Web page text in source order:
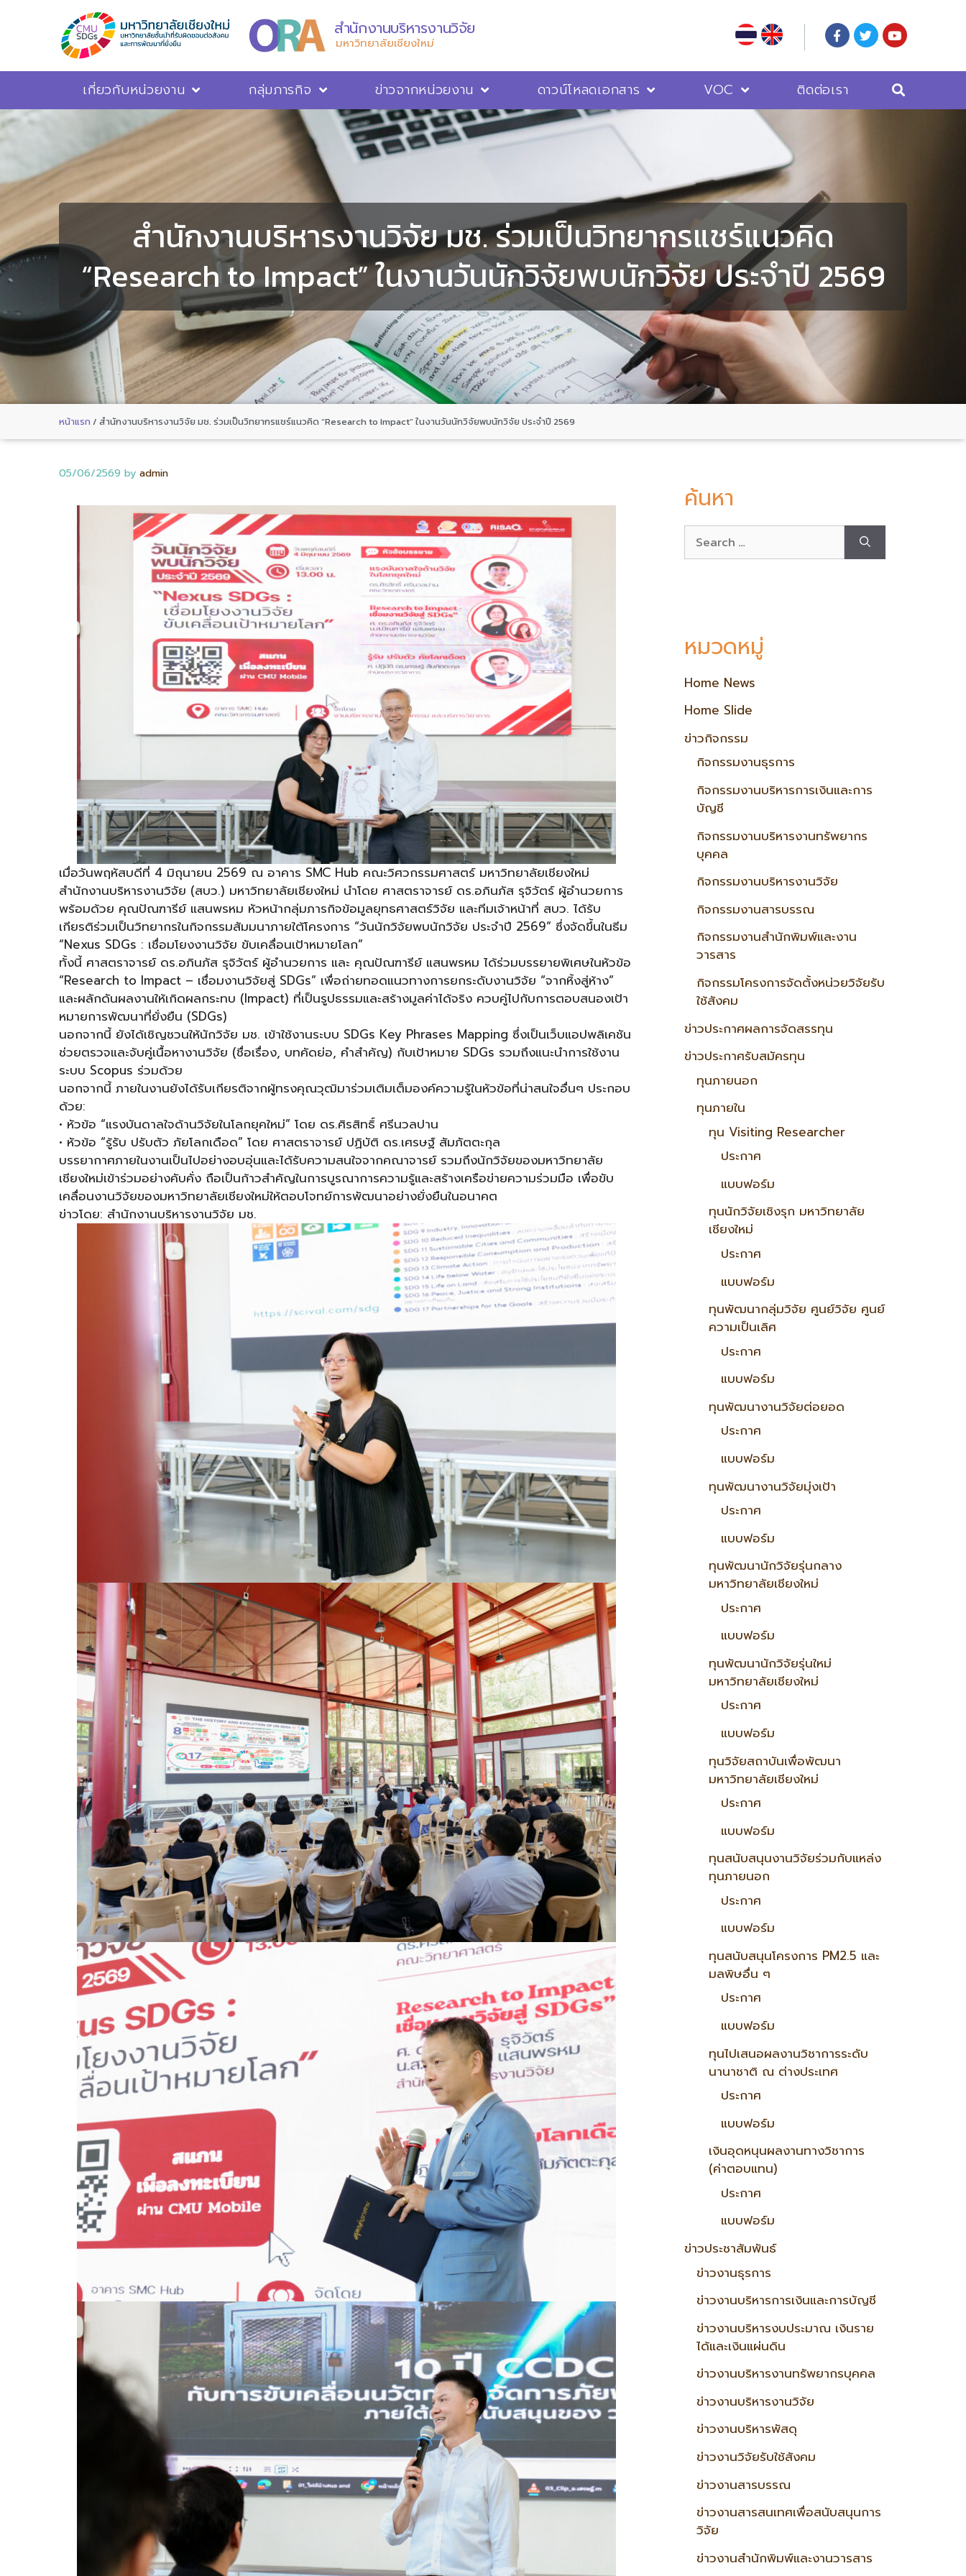
สำนักงานบริหารงานวิจัย
มหาวิทยาลัยเชียงใหม่
เกี่ยวกับหน่วยงาน กลุ่มภารกิจ ข่าวจากหน่วยงาน ดาวน์โหลดเอกสาร VOC ติดต่อเรา
สำนักงานบริหารงานวิจัย มช. ร่วมเป็นวิทยากรแชร์แนวคิด
“Research to Impact” ในงานวันนักวิจัยพบนักวิจัย ประจำปี 2569
หน้าแรก / สำนักงานบริหารงานวิจัย มช. ร่วมเป็นวิทยากรแชร์แนวคิด “Research to Impact” ในงานวันนักวิจัยพบนักวิจัย ประจำปี 2569
05/06/2569 by admin
เมื่อวันพฤหัสบดีที่ 4 มิถุนายน 2569 ณ อาคาร SMC Hub คณะวิศวกรรมศาสตร์ มหาวิทยาลัยเชียงใหม่
สำนักงานบริหารงานวิจัย (สบว.) มหาวิทยาลัยเชียงใหม่ นำโดย ศาสตราจารย์ ดร.อภินภัส รุจิวัตร์ ผู้อำนวยการ
พร้อมด้วย คุณปัณฑารีย์ แสนพรหม หัวหน้ากลุ่มภารกิจข้อมูลยุทธศาสตร์วิจัย และทีมเจ้าหน้าที่ สบว. ได้รับ
เกียรติร่วมเป็นวิทยากรในกิจกรรมสัมมนาภายใต้โครงการ “วันนักวิจัยพบนักวิจัย ประจำปี 2569” ซึ่งจัดขึ้นในธีม
“Nexus SDGs : เชื่อมโยงงานวิจัย ขับเคลื่อนเป้าหมายโลก”
ทั้งนี้ ศาสตราจารย์ ดร.อภินภัส รุจิวัตร์ ผู้อำนวยการ และ คุณปัณฑารีย์ แสนพรหม ได้ร่วมบรรยายพิเศษในหัวข้อ
“Research to Impact – เชื่อมงานวิจัยสู่ SDGs” เพื่อถ่ายทอดแนวทางการยกระดับงานวิจัย “จากหิ้งสู่ห้าง”
และผลักดันผลงานให้เกิดผลกระทบ (Impact) ที่เป็นรูปธรรมและสร้างมูลค่าได้จริง ควบคู่ไปกับการตอบสนองเป้า
หมายการพัฒนาที่ยั่งยืน (SDGs)
นอกจากนี้ ยังได้เชิญชวนให้นักวิจัย มช. เข้าใช้งานระบบ SDGs Key Phrases Mapping ซึ่งเป็นเว็บแอปพลิเคชัน
ช่วยตรวจและจับคู่เนื้อหางานวิจัย (ชื่อเรื่อง, บทคัดย่อ, คำสำคัญ) กับเป้าหมาย SDGs รวมถึงแนะนำการใช้งาน
ระบบ Scopus ร่วมด้วย
นอกจากนี้ ภายในงานยังได้รับเกียรติจากผู้ทรงคุณวุฒิมาร่วมเติมเต็มองค์ความรู้ในหัวข้อที่น่าสนใจอื่นๆ ประกอบ
ด้วย:
• หัวข้อ “แรงบันดาลใจด้านวิจัยในโลกยุคใหม่” โดย ดร.ศิรสิทธิ์ ศรีนวลปาน
• หัวข้อ “รู้รับ ปรับตัว ภัยโลกเดือด” โดย ศาสตราจารย์ ปฏิบัติ ดร.เศรษฐ์ สัมภัตตะกุล
บรรยากาศภายในงานเป็นไปอย่างอบอุ่นและได้รับความสนใจจากคณาจารย์ รวมถึงนักวิจัยของมหาวิทยาลัย
เชียงใหม่เข้าร่วมอย่างคับคั่ง ถือเป็นก้าวสำคัญในการบูรณาการความรู้และสร้างเครือข่ายความร่วมมือ เพื่อขับ
เคลื่อนงานวิจัยของมหาวิทยาลัยเชียงใหม่ให้ตอบโจทย์การพัฒนาอย่างยั่งยืนในอนาคต
ข่าวโดย: สำนักงานบริหารงานวิจัย มช.
ค้นหา
หมวดหมู่
Home News
Home Slide
ข่าวกิจกรรม
กิจกรรมงานธุรการ
กิจกรรมงานบริหารการเงินและการ
บัญชี
กิจกรรมงานบริหารงานทรัพยากร
บุคคล
กิจกรรมงานบริหารงานวิจัย
กิจกรรมงานสารบรรณ
กิจกรรมงานสำนักพิมพ์และงาน
วารสาร
กิจกรรมโครงการจัดตั้งหน่วยวิจัยรับ
ใช้สังคม
ข่าวประกาศผลการจัดสรรทุน
ข่าวประกาศรับสมัครทุน
ทุนภายนอก
ทุนภายใน
ทุน Visiting Researcher
ประกาศ
แบบฟอร์ม
ทุนนักวิจัยเชิงรุก มหาวิทยาลัย
เชียงใหม่
ประกาศ
แบบฟอร์ม
ทุนพัฒนากลุ่มวิจัย ศูนย์วิจัย ศูนย์
ความเป็นเลิศ
ประกาศ
แบบฟอร์ม
ทุนพัฒนางานวิจัยต่อยอด
ประกาศ
แบบฟอร์ม
ทุนพัฒนางานวิจัยมุ่งเป้า
ประกาศ
แบบฟอร์ม
ทุนพัฒนานักวิจัยรุ่นกลาง
มหาวิทยาลัยเชียงใหม่
ประกาศ
แบบฟอร์ม
ทุนพัฒนานักวิจัยรุ่นใหม่
มหาวิทยาลัยเชียงใหม่
ประกาศ
แบบฟอร์ม
ทุนวิจัยสถาบันเพื่อพัฒนา
มหาวิทยาลัยเชียงใหม่
ประกาศ
แบบฟอร์ม
ทุนสนับสนุนงานวิจัยร่วมกับแหล่ง
ทุนภายนอก
ประกาศ
แบบฟอร์ม
ทุนสนับสนุนโครงการ PM2.5 และ
มลพิษอื่น ๆ
ประกาศ
แบบฟอร์ม
ทุนไปเสนอผลงานวิชาการระดับ
นานาชาติ ณ ต่างประเทศ
ประกาศ
แบบฟอร์ม
เงินอุดหนุนผลงานทางวิชาการ
(ค่าตอบแทน)
ประกาศ
แบบฟอร์ม
ข่าวประชาสัมพันธ์
ข่าวงานธุรการ
ข่าวงานบริหารการเงินและการบัญชี
ข่าวงานบริหารงบประมาณ เงินราย
ได้และเงินแผ่นดิน
ข่าวงานบริหารงานทรัพยากรบุคคล
ข่าวงานบริหารงานวิจัย
ข่าวงานบริหารพัสดุ
ข่าวงานวิจัยรับใช้สังคม
ข่าวงานสารบรรณ
ข่าวงานสารสนเทศเพื่อสนับสนุนการ
วิจัย
ข่าวงานสำนักพิมพ์และงานวารสาร